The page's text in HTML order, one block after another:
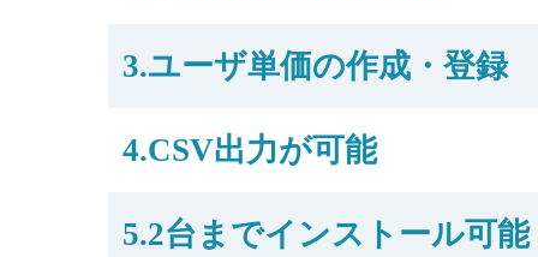
3.ユーザ単価の作成・登録
4.CSV出力が可能
5.2台までインストール可能